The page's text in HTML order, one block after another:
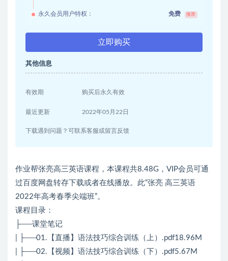
永久会员用户特权： 免费 推荐
立即购买
其他信息
有效期 购买后永久有效
最近更新 2022年05月22日
下载遇到问题？可联系客服或留言反馈
作业帮张亮高三英语课程，本课程共8.48G，VIP会员可通
过百度网盘转存下载或者在线播放。此“张亮 高三英语
2022年高考春季尖端班”。
课程目录：
├──课堂笔记
| ├──01.【直播】语法技巧综合训练（上）.pdf18.96M
| ├──02.【视频】语法技巧综合训练（下）.pdf5.67M